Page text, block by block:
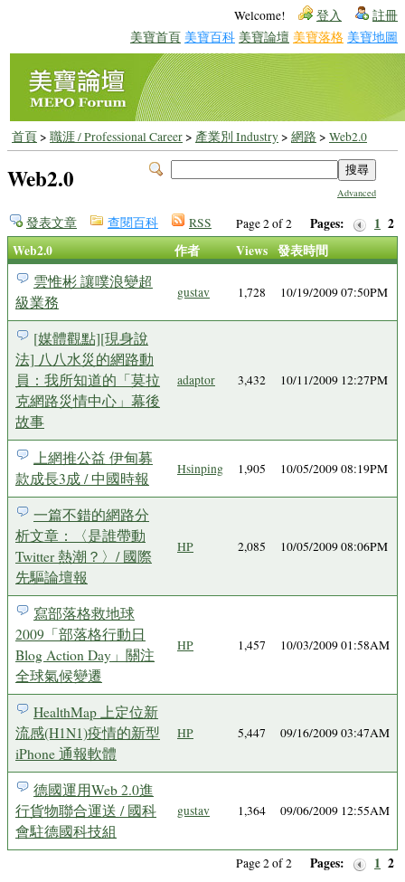
Welcome! 登入 註冊
美寶首頁 美寶百科 美寶論壇 美寶落格 美寶地圖
首頁> 職涯 / Professional Career> 產業別 Industry> 網路 > Web2.0
Advanced
Web2.0
Page 2 of 2 Pages: 1 2
發表文章 查閱百科 RSS
Web2.0 作者 Views 發表時間
雲惟彬 讓噗浪變超
級業務
gustav 1,728 10/19/2009 07:50PM
[媒體觀點][現身說
法] 八八水災的網路動
員：我所知道的「莫拉
克網路災情中心」幕後
故事
adaptor 3,432 10/11/2009 12:27PM
上網推公益 伊甸募
款成長3成 / 中國時報
Hsinping 1,905 10/05/2009 08:19PM
一篇不錯的網路分
析文章：〈是誰帶動
Twitter 熱潮？〉/ 國際
先驅論壇報
HP 2,085 10/05/2009 08:06PM
寫部落格救地球
2009「部落格行動日
Blog Action Day」關注
全球氣候變遷
HP 1,457 10/03/2009 01:58AM
HealthMap 上定位新
流感(H1N1)疫情的新型
iPhone 通報軟體
HP 5,447 09/16/2009 03:47AM
德國運用Web 2.0進
行貨物聯合運送 / 國科
會駐德國科技組
gustav 1,364 09/06/2009 12:55AM
Page 2 of 2 Pages: 1 2